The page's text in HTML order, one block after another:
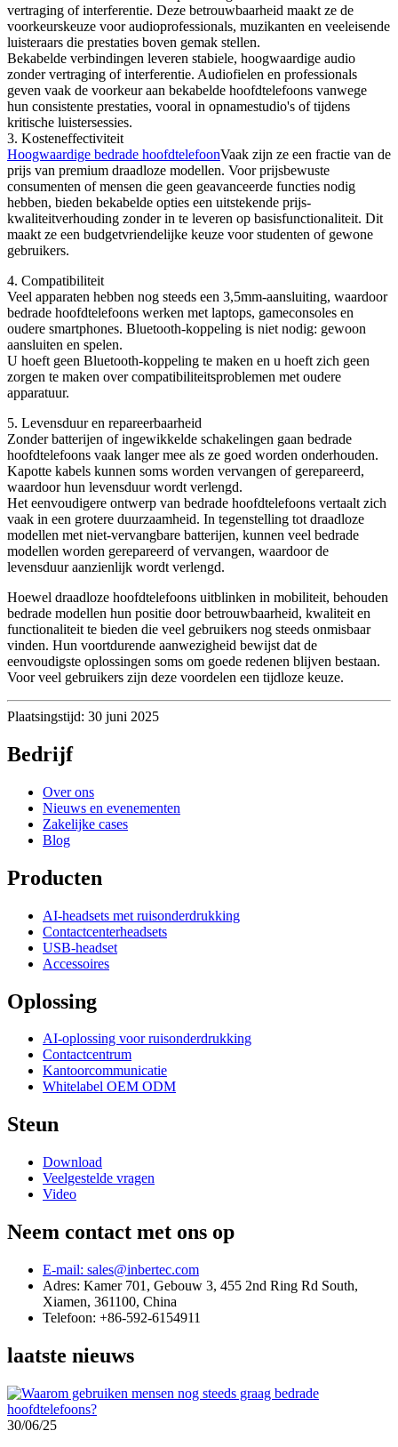
vertraging of interferentie. Deze betrouwbaarheid maakt ze de
voorkeurskeuze voor audioprofessionals, muzikanten en veeleisende
luisteraars die prestaties boven gemak stellen.
Bekabelde verbindingen leveren stabiele, hoogwaardige audio
zonder vertraging of interferentie. Audiofielen en professionals
geven vaak de voorkeur aan bekabelde hoofdtelefoons vanwege
hun consistente prestaties, vooral in opnamestudio's of tijdens
kritische luistersessies.
3. Kosteneffectiviteit
Hoogwaardige bedrade hoofdtelefoonVaak zijn ze een fractie van de
prijs van premium draadloze modellen. Voor prijsbewuste
consumenten of mensen die geen geavanceerde functies nodig
hebben, bieden bekabelde opties een uitstekende prijs-
kwaliteitverhouding zonder in te leveren op basisfunctionaliteit. Dit
maakt ze een budgetvriendelijke keuze voor studenten of gewone
gebruikers.
4. Compatibiliteit
Veel apparaten hebben nog steeds een 3,5mm-aansluiting, waardoor
bedrade hoofdtelefoons werken met laptops, gameconsoles en
oudere smartphones. Bluetooth-koppeling is niet nodig: gewoon
aansluiten en spelen.
U hoeft geen Bluetooth-koppeling te maken en u hoeft zich geen
zorgen te maken over compatibiliteitsproblemen met oudere
apparatuur.
5. Levensduur en repareerbaarheid
Zonder batterijen of ingewikkelde schakelingen gaan bedrade
hoofdtelefoons vaak langer mee als ze goed worden onderhouden.
Kapotte kabels kunnen soms worden vervangen of gerepareerd,
waardoor hun levensduur wordt verlengd.
Het eenvoudigere ontwerp van bedrade hoofdtelefoons vertaalt zich
vaak in een grotere duurzaamheid. In tegenstelling tot draadloze
modellen met niet-vervangbare batterijen, kunnen veel bedrade
modellen worden gerepareerd of vervangen, waardoor de
levensduur aanzienlijk wordt verlengd.
Hoewel draadloze hoofdtelefoons uitblinken in mobiliteit, behouden
bedrade modellen hun positie door betrouwbaarheid, kwaliteit en
functionaliteit te bieden die veel gebruikers nog steeds onmisbaar
vinden. Hun voortdurende aanwezigheid bewijst dat de
eenvoudigste oplossingen soms om goede redenen blijven bestaan.
Voor veel gebruikers zijn deze voordelen een tijdloze keuze.
Plaatsingstijd: 30 juni 2025
Bedrijf
Over ons
Nieuws en evenementen
Zakelijke cases
Blog
Producten
AI-headsets met ruisonderdrukking
Contactcenterheadsets
USB-headset
Accessoires
Oplossing
AI-oplossing voor ruisonderdrukking
Contactcentrum
Kantoorcommunicatie
Whitelabel OEM ODM
Steun
Download
Veelgestelde vragen
Video
Neem contact met ons op
E-mail: sales@inbertec.com
Adres: Kamer 701, Gebouw 3, 455 2nd Ring Rd South,
Xiamen, 361100, China
Telefoon: +86-592-6154911
laatste nieuws
30/06/25